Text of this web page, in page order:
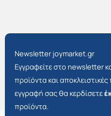
Newsletter joymarket.gr
Εγγραφείτε στο newsletter
προϊόντα και
εγγραφή σας θα κερδίσετε
προϊόντα.